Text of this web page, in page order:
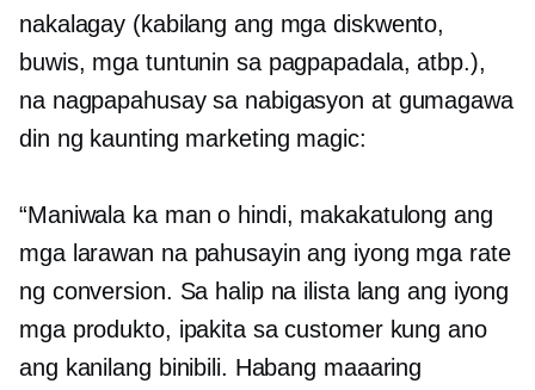
nakalagay (kabilang ang mga diskwento,
buwis, mga tuntunin sa pagpapadala, atbp.),
na nagpapahusay sa nabigasyon at gumagawa
din ng kaunting marketing magic:
“Maniwala ka man o hindi, makakatulong ang
mga larawan na pahusayin ang iyong mga rate
ng conversion. Sa halip na ilista lang ang iyong
mga produkto, ipakita sa customer kung ano
ang kanilang binibili. Habang maaaring